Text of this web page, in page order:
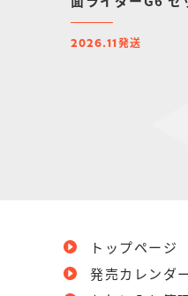
2026.11 発送
トップページ
発売カレンダ